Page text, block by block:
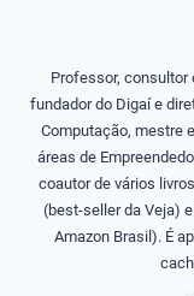
Professor, consultor
fundador do Digaí e
Computação, mestre
áreas de
coautor de vários
(best-seller da Veja)
Amazon Brasil). É